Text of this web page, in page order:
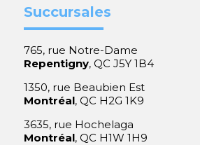
Succursales
765, rue Notre-Dame
Repentigny, QC J5Y 1B4
1350, rue Beaubien Est
Montréal, QC H2G 1K9
3635, rue Hochelaga
Montréal, QC H1W 1H9